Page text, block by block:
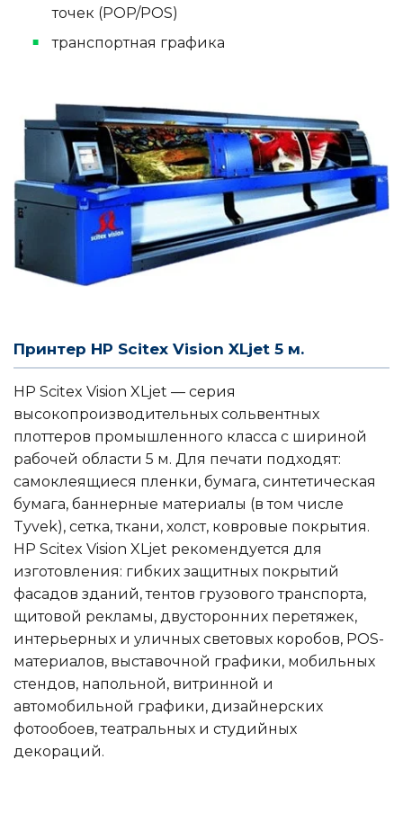
точек (POP/POS)
транспортная графика
Принтер HP Scitex Vision XLjet 5 м.
HP Scitex Vision XLjet — серия
высокопроизводительных сольвентных
плоттеров промышленного класса с шириной
рабочей области 5 м. Для печати подходят:
самоклеящиеся пленки, бумага, синтетическая
бумага, баннерные материалы (в том числе
Tyvek), сетка, ткани, холст, ковровые покрытия.
HP Scitex Vision XLjet рекомендуется для
изготовления: гибких защитных покрытий
фасадов зданий, тентов грузового транспорта,
щитовой рекламы, двусторонних перетяжек,
интерьерных и уличных световых коробов, POS-
материалов, выставочной графики, мобильных
стендов, напольной, витринной и
автомобильной графики, дизайнерских
фотообоев, театральных и студийных
декораций.